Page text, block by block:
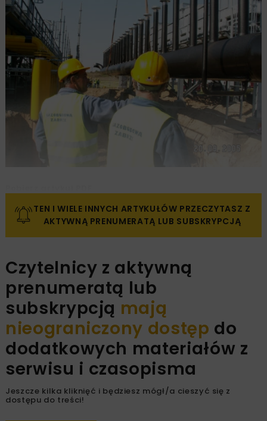
TEN I WIELE INNYCH ARTYKUŁÓW PRZECZYTASZ Z
AKTYWNĄ PRENUMERATĄ LUB SUBSKRYPCJĄ
Czytelnicy z aktywną
prenumeratą lub
subskrypcją mają
nieograniczony dostęp do
dodatkowych materiałów z
serwisu i czasopisma
Jeszcze kilka kliknięć i będziesz mógł/a cieszyć się z
dostępu do treści!